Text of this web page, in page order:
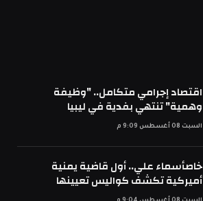
اقتصاد إجرامي متكامل.. "وظيفة
وهمية" تنتهي بفدية في ليبيا
السبت 08 أغسطس 9:09 م
خاصأسماء علي.. أول قاضية يمنية
أميركية تكشف كواليس تعيينها